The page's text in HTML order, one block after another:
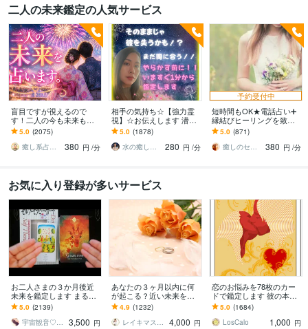
二人の未来鑑定の人気サービス
盲目ですが視えるので
す！二人の今も未来もひ
らきます 二人の行き着く
先を視たうえで一番幸せ
なご縁の結び方へ導きま
5.0 (2075)
癒し系占い師 まるタロー
380 円 /分
相手の気持ち☆【強力霊
視】☆お伝えします 潜在
意識・魂の声を読み解き
お相手の本音を明かしま
す
5.0 (1878)
水の癒し手 魂の救済 Aqua Ray
280 円 /分
予約受付中
短時間もOK★電話占い➕
縁結びヒーリングを致し
ます 霊感☆タロット☆占
星術☆縁結びヒーリング
の嬉しいセット♡
5.0 (871)
癒しのセラピーサロン☪️セレイ
380 円 /分
お気に入り登録が多いサービス
お二人さまの３か月後近
未来を鑑定します まるで
対面鑑定★アナタだけの
特別な本気動画をお届け
します
5.0 (2139)
宇宙観音♡白風結唯水
3,500 円
あなたの３ヶ月以内に何
が起こる？近い未来を視
ます あなたのハイヤーセ
ルフに繋がり今後どうな
るのかをリーディング
4.9 (1232)
レイキマスター琴
4,000 円
恋のお悩みを78枚のカー
ドで鑑定します 彼の本
音・恋の行方が気になる
あなたへ
5.0 (1684)
LosCalo
1,000 円